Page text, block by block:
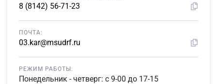
8 (8142) 56-71-23
ПОЧТА:
03.kar@msudrf.ru
РЕЖИМ РАБОТЫ:
Понедельник - четверг: с 9-00 до 17-15